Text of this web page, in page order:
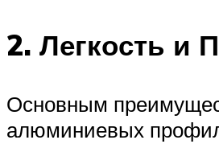
2. Легкость и
Основным
алюминиевых